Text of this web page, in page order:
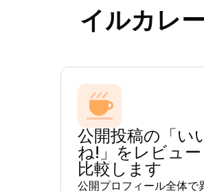
イルカレ
公開投稿の「い
ね!」をレビュー
比較します
公開プロフィール全体で